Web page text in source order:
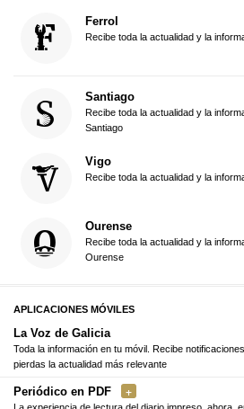
Ferrol
Recibe toda la actualidad y la
Santiago
Recibe toda la actualidad y la
Santiago
Vigo
Recibe toda la actualidad y la
Ourense
Recibe toda la actualidad y la
Ourense
APLICACIONES MÓVILES
La Voz de Galicia
Toda la información en tu móvil. Recibe
pierdas la actualidad más relevante
Periódico en PDF